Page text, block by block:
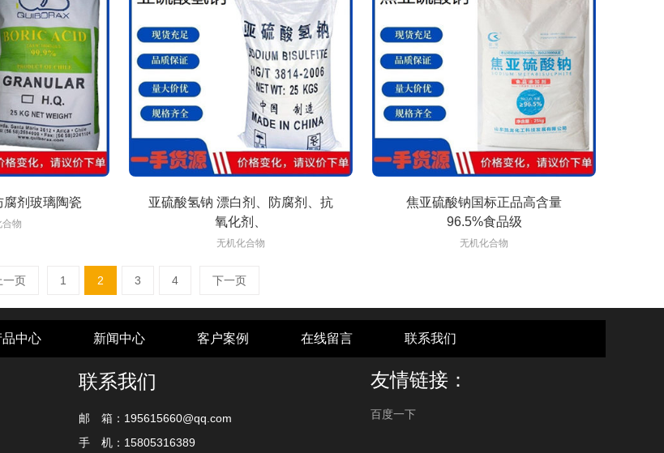
剂玻璃陶瓷
合物
亚硫酸氢钠 漂白剂、防腐剂、抗
氧化剂、
无机化合物
焦亚硫酸钠国标正品高含量
96.5%食品级
无机化合物
一页 1 2 3 4 下一页
品中心 新闻中心 客户案例 在线留言 联系我们
联系我们
邮 箱：195615660@qq.com
手 机：15805316389
友情链接：
百度一下